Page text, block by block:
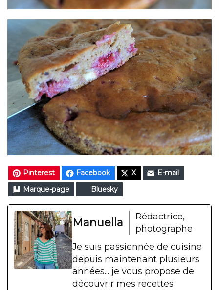
Pinterest Facebook X
E-mail
Marque-page
Bluesky
Manuella
Rédactrice,
photographe
Je suis passionnée de cuisine
depuis maintenant plusieurs
années... je vous propose de
découvrir mes recettes